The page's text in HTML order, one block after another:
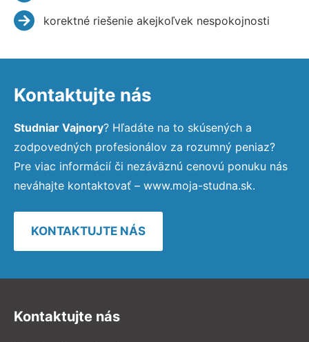
korektné riešenie akejkoľvek nespokojnosti
Kontaktujte nás
Studniar Vajnory? Hľadáte na to skúsených a
zodpovedných profesionálov za rozumný peniaz?
Pre viac informácií či nezáväznú cenovú ponuku nás
neváhajte kontaktovať – www.moja-studna.sk.
KONTAKTUJTE NÁS
Kontaktujte nás